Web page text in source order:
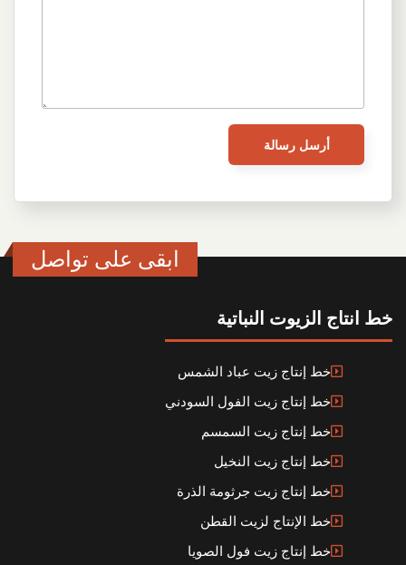
ابقى على تواصل
خط انتاج الزيوت النباتية
خط إنتاج زيت عباد الشمس
خط إنتاج زيت الفول السودني
خط إنتاج زيت السمسم
خط إنتاج زيت النخيل
خط إنتاج زيت جرثومة الذرة
خط الإنتاج لزيت القطن
خط إنتاج زيت فول الصويا